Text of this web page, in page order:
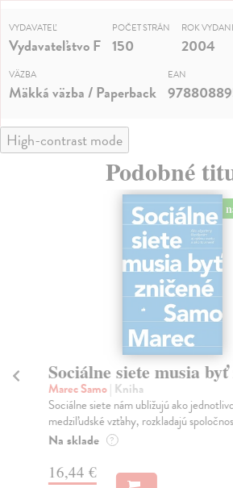
VYDAVATEĽ
Vydavateľstvo F
POČET STRÁN
150
ROK
2004
VÄZBA
Mäkká väzba / Paperback
EAN
High-contrast mode
Podobné
Sociálne siete musia
Marec Samo| Kniha
Sociálne siete nám ubližujú ako
medziľudské vzťahy, rozkladajú
Na sklade ?
16,44 €